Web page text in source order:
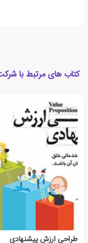
کتاب های مرتبط با
طراحی ارزش پیشنهادی